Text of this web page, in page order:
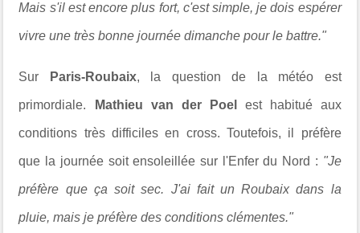
Mais s'il est encore plus fort, c'est simple, je dois espérer
vivre une très bonne journée dimanche pour le battre."
Sur Paris-Roubaix, la question de la météo est
primordiale. Mathieu van der Poel est habitué aux
conditions très difficiles en cross. Toutefois, il préfère
que la journée soit ensoleillée sur l'Enfer du Nord : "Je
préfère que ça soit sec. J'ai fait un Roubaix dans la
pluie, mais je préfère des conditions clémentes."